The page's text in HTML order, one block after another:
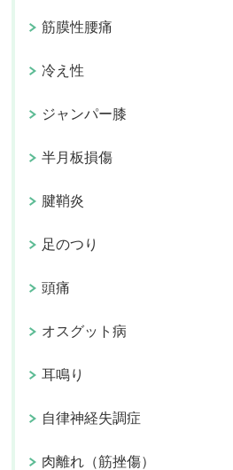
筋膜性腰痛
冷え性
ジャンパー膝
半月板損傷
腱鞘炎
足のつり
頭痛
オスグット病
耳鳴り
自律神経失調症
肉離れ（筋挫傷）